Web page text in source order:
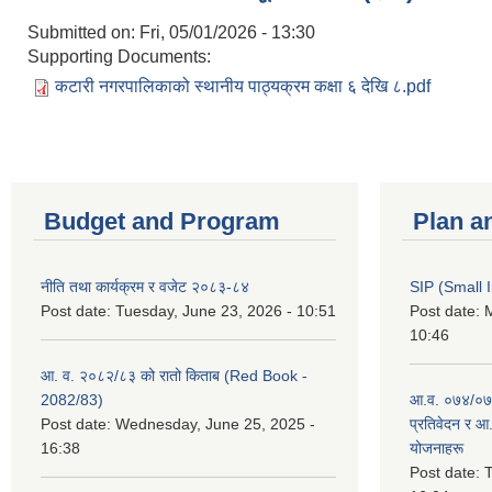
Submitted on: Fri, 05/01/2026 - 13:30
Supporting Documents:
कटारी नगरपालिकाको स्थानीय पाठ्यक्रम कक्षा ६ देखि ८.pdf
Budget and Program
नीति तथा कार्यक्रम र वजेट २०८३-८४
Post date: Tuesday, June 23, 2026 - 10:51
आ. व. २०८२/८३ को रातो किताब (Red Book -
2082/83)
Post date: Wednesday, June 25, 2025 -
16:38
Plan
SIP (Small
Post date:
10:46
आ.व. ०७४/
प्रतिवेदन र
योजनाहरू
Post date: